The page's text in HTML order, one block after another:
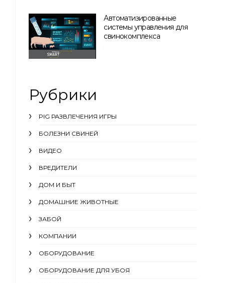
Автоматизированные
системы управления для
свинокомплекса
Рубрики
PIG РАЗВЛЕЧЕНИЯ ИГРЫ
БОЛЕЗНИ СВИНЕЙ
ВИДЕО
ВРЕДИТЕЛИ
ДОМ И БЫТ
ДОМАШНИЕ ЖИВОТНЫЕ
ЗАБОЙ
КОМПАНИИ
ОБОРУДОВАНИЕ
ОБОРУДОВАНИЕ ДЛЯ УБОЯ